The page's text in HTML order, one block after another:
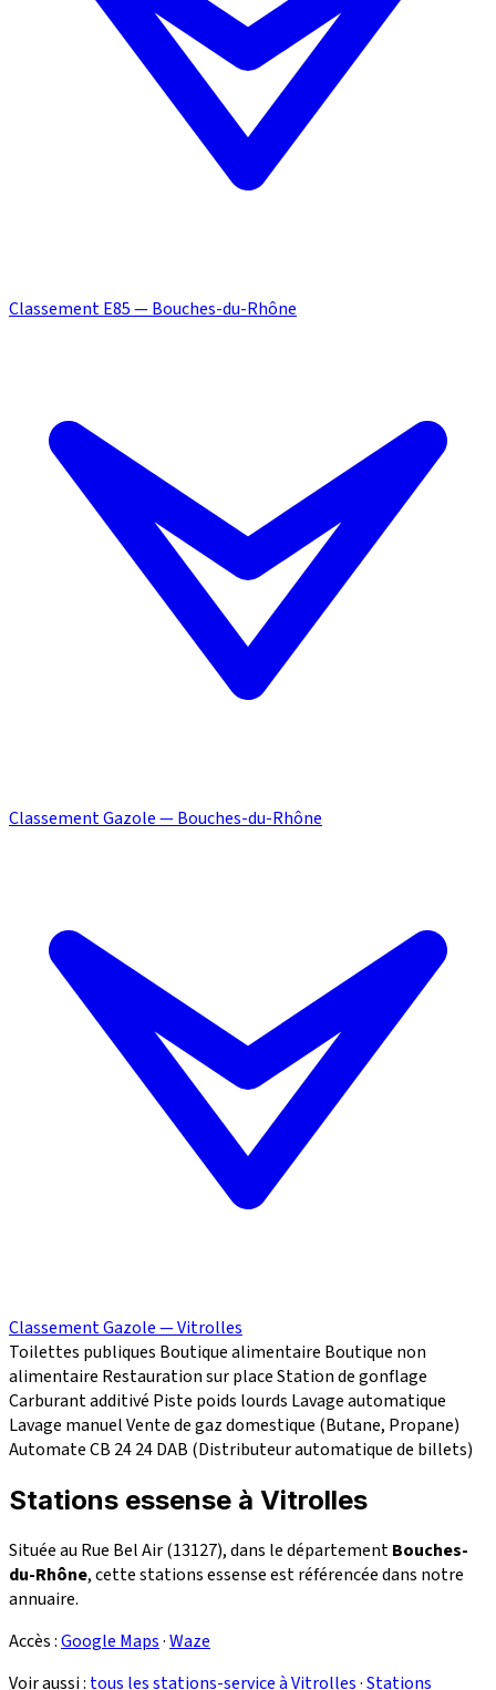
Classement E85 — Bouches-du-Rhône
Classement Gazole — Bouches-du-Rhône
Classement Gazole — Vitrolles
Toilettes publiques Boutique alimentaire Boutique non
alimentaire Restauration sur placeStation de gonflage
Carburant additivé Piste poids lourds Lavage automatique
Lavage manuelVente de gaz domestique (Butane, Propane)
Automate CB 2424DAB (Distributeur automatique de billets)
Stations essense à Vitrolles
Située au Rue Bel Air (13127), dans le départementBouches-
du-Rhône, cette stations essense est référencée dans notre
annuaire.
Accès :Google Maps·Waze
Voir aussi : tous les stations-service à Vitrolles·Stations